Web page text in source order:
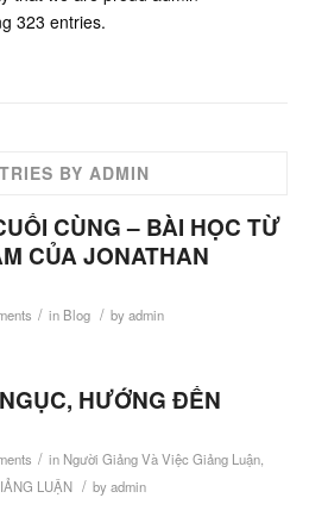
323 entries.
BY ADMIN
CÙNG – BÀI HỌC TỪ
CỦA JONATHAN
/ in Blog / byadmin
HƯỚNG ĐẾN
/ in Người Giảng Và Việc Giảng Luận,
LUẬN / byadmin